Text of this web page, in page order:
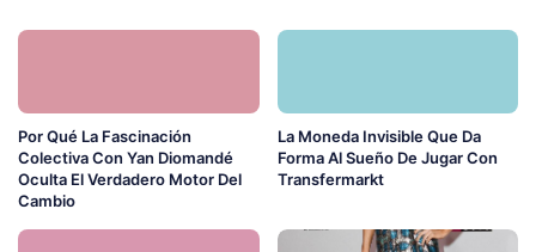
Por Qué La Fascinación
Colectiva Con Yan Diomandé
Oculta El Verdadero Motor Del
Cambio
La Moneda Invisible Que Da
Forma Al Sueño De Jugar Con
Transfermarkt